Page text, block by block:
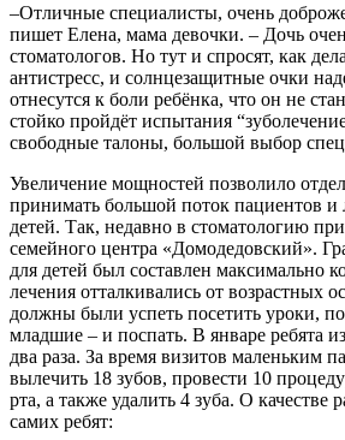
–Отличные специалисты, очень
пишет Елена, мама девочки. – Дочь
стоматологов. Но тут и спросят, как
антистресс, и солнцезащитные очки
отнесутся к боли ребёнка, что он не
стойко пройдёт испытания
свободные талоны, большой выбор
Увеличение мощностей позволило
принимать большой поток пациентов и
детей. Так, недавно в стоматологию
семейного центра «Домодедовский».
для детей был составлен максимально
лечения отталкивались от возрастных
должны были успеть посетить уроки,
младшие – и поспать. В январе ребята
два раза. За время визитов маленьким
вылечить 18 зубов, провести 10
рта, а также удалить 4 зуба. О качестве
самих ребят: